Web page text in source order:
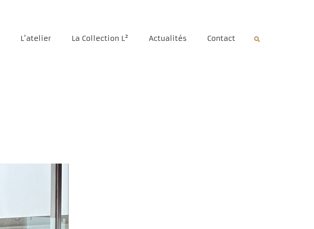
L’atelier La Collection L² Actualités Contact